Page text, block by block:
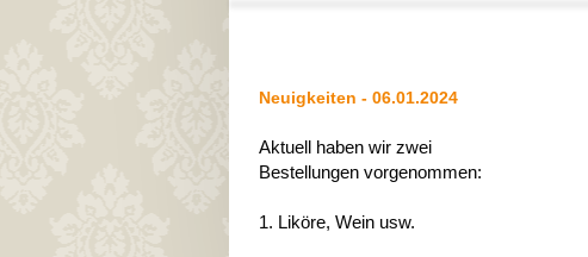
Neuigkeiten - 06.01.2024
Aktuell haben wir zwei
Bestellungen vorgenommen:
1. Liköre, Wein usw.